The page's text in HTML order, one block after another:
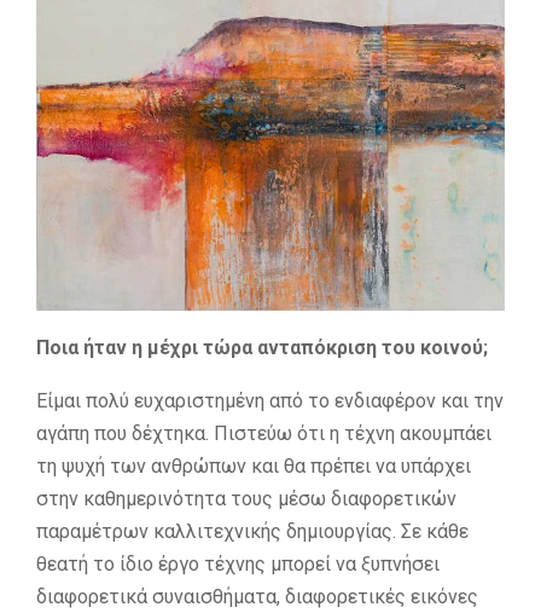
Ποια ήταν η μέχρι τώρα ανταπόκριση του κοινού;
Είμαι πολύ ευχαριστημένη από το ενδιαφέρον και την
αγάπη που δέχτηκα. Πιστεύω ότι η τέχνη ακουμπάει
τη ψυχή των ανθρώπων και θα πρέπει να υπάρχει
στην καθημερινότητα τους μέσω διαφορετικών
παραμέτρων καλλιτεχνικής δημιουργίας. Σε κάθε
θεατή το ίδιο έργο τέχνης μπορεί να ξυπνήσει
διαφορετικά συναισθήματα, διαφορετικές εικόνες